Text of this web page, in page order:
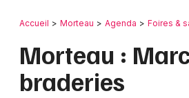
Publier un événement
Bordeaux
Colmar
Retour
Accueil Morteau Agenda Foires &
Morteau :
braderies
Où ?
Partout
Près de moi Changer de
Quand ?